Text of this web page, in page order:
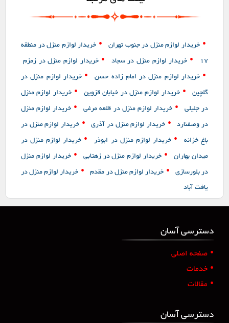
• خریدار لوازم منزل در جنوب تهران • خریدار لوازم منزل در منطقه
17
• خریدار لوازم منزل در سجاد • خریدار لوازم منزل در زمزم
• خریدار لوازم منزل در امام زاده حسن • خریدار لوازم منزل در
گلچین • خریدار لوازم منزل در خیابان قزوین • خریدار لوازم منزل
در جلیلی • خریدار لوازم منزل در قلعه مرغی • خریدار لوازم منزل
در وصفنارد • خریدار لوازم منزل در آذری • خریدار لوازم منزل در
باغ خزانه • خریدار لوازم منزل در ابوذر • خریدار لوازم منزل در
میدان بهاران • خریدار لوازم منزل در زهتابی • خریدار لوازم منزل
در بلورسازی • خریدار لوازم منزل در مقدم • خریدار لوازم منزل در
یافت آباد
دسترسی آسان
• صفحه اصلی
• خدمات
• مقالات
دسترسی آسان